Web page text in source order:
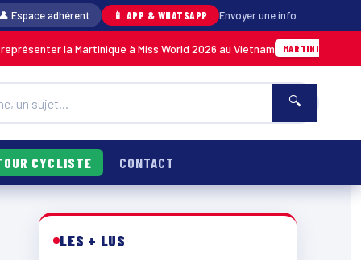
Espace adhérent 📱 APP & WHATSAPP Envoyer une info
la Martinique à Miss World 2026 au Vietnam MARTINIQUE Hier · 14h14
🔍
CYCLISTE CONTACT
LES + LUS